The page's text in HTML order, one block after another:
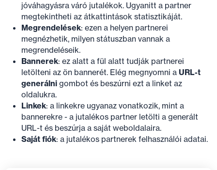
jóváhagyásra váró jutalékok. Ugyanitt a partner
megtekintheti az átkattintások statisztikáját.
Megrendelések: ezen a helyen partnerei
megnézhetik, milyen státuszban vannak a
megrendeléseik.
Bannerek: ez alatt a fül alatt tudják partnerei
letölteni az ön bannerét. Elég megnyomni a URL-t
generálni gombot és beszúrni ezt a linket az
oldalukra.
Linkek: a linkekre ugyanaz vonatkozik, mint a
bannerekre - a jutalékos partner letölti a generált
URL-t és beszúrja a saját weboldalaira.
Saját fiók: a jutalékos partnerek felhasználói adatai.